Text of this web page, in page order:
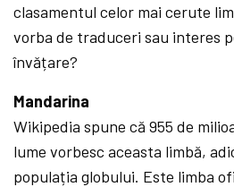
clasamentul celor mai cerute
vorba de traduceri sau interes
învățare?
Mandarina
Wikipedia spune că 955 de
lume vorbesc aceasta limbă,
populația globului. Este limba